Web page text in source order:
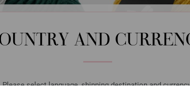
AND
Please select language, shipping destination and